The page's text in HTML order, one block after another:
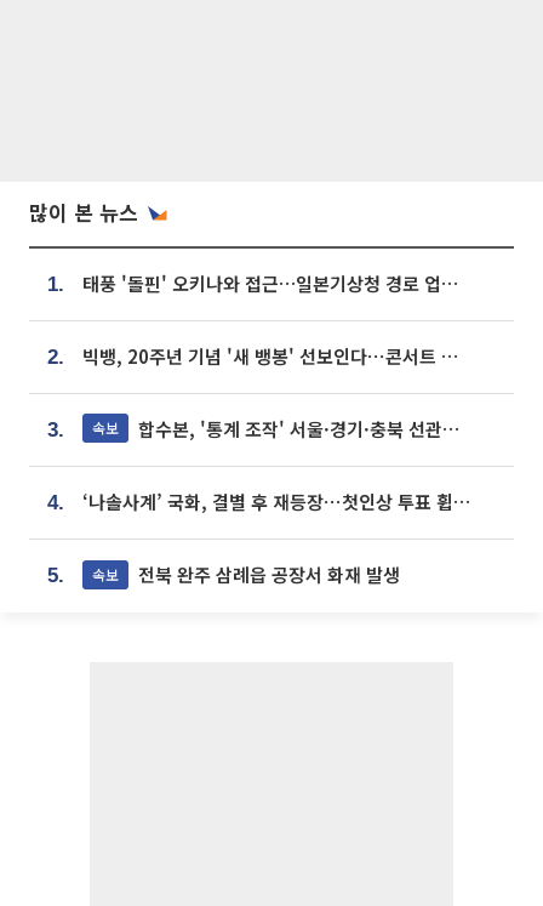
많이 본 뉴스
1. 태풍 '돌핀' 오키나와 접근…일본기상청 경로 업데이트
2. 빅뱅, 20주년 기념 '새 뱅봉' 선보인다⋯콘서트 앞두고 팝업 개최
3. 속보 합수본, '통계 조작' 서울·경기·충북 선관위 등 추가 압수수색
4. ‘나솔사계’ 국화, 결별 후 재등장⋯첫인상 투표 휩쓸고 ‘인기녀’ 등극
5. 속보 전북 완주 삼례읍 공장서 화재 발생